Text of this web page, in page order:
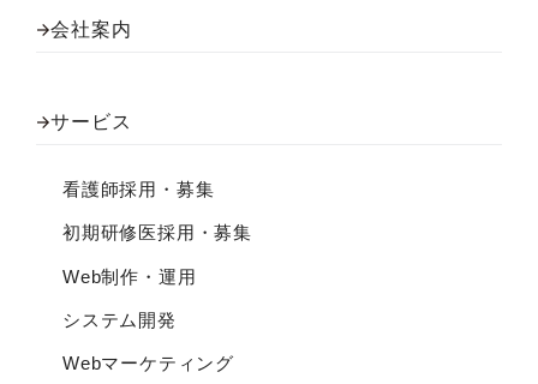
会社案内
サービス
看護師採用・募集
初期研修医採用・募集
Web制作・運用
システム開発
Webマーケティング